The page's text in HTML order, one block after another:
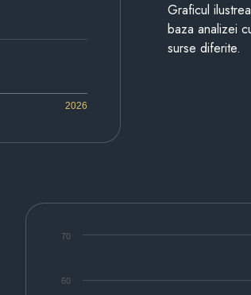
2026
Graficul
baza analizei
surse diferite.
60
70